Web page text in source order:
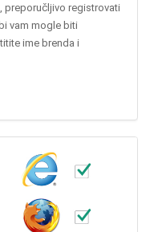
preporučljivo registrovati
vam mogle biti
ime brenda i